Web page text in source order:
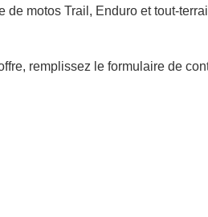
de motos Trail, Enduro et tout-
remplissez le formulaire de